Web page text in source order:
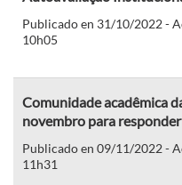
Publicado en 31/10/2022 -
10h05
Comunidade acadêmica
novembro para
Publicado en 09/11/2022 -
11h31